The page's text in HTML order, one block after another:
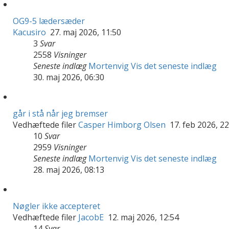
OG9-5 lædersæder
Kacusiro 27. maj 2026, 11:50
3 Svar
2558 Visninger
Seneste indlægMortenvigVis det seneste indlæg
30. maj 2026, 06:30
går i stå når jeg bremser
Vedhæftede filerCasper Himborg Olsen 17. feb 2026,
10 Svar
2959 Visninger
Seneste indlægMortenvigVis det seneste indlæg
28. maj 2026, 08:13
Nøgler ikke accepteret
Vedhæftede filer JacobE 12. maj 2026, 12:54